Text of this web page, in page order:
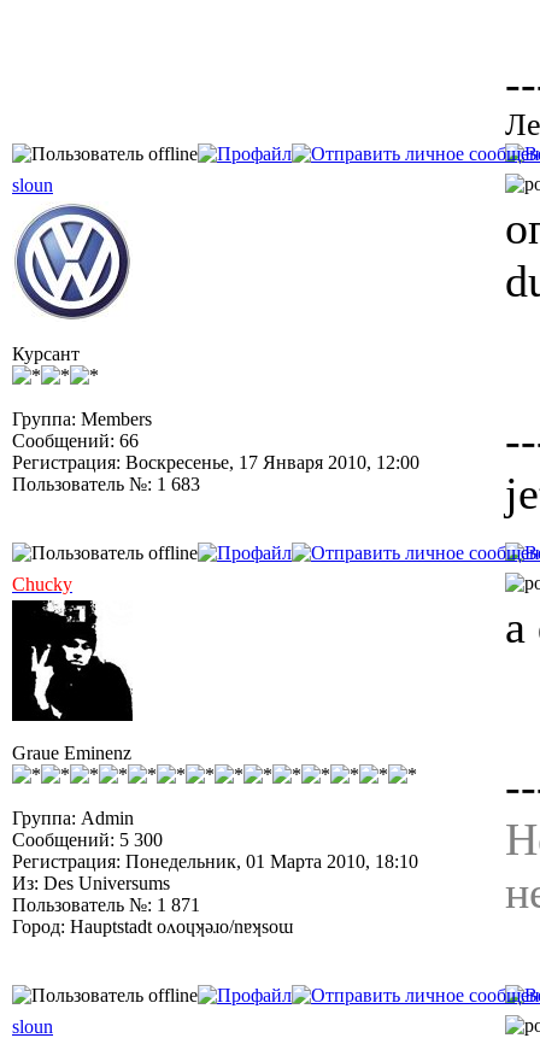
sloun
Курсант
Группа: Members
Сообщений: 66
Регистрация: Воскресенье, 17 Января 2010, 12:00
Пользователь №: 1 683
Chucky
Graue Eminenz
Группа: Admin
Сообщений: 5 300
Регистрация: Понедельник, 01 Марта 2010, 18:10
Из: Des Universums
Пользователь №: 1 871
Город: Hauptstadt oʌoɥʞǝɹo/nɐʞsoɯ
а
sloun